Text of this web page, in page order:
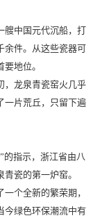
中国元代沉船，打
余件。从这些瓷器可
地位。
龙泉青瓷窑火几乎
一片荒丘，只留下遍
指示，浙江省由八
瓷的第一炉窑。
个全新的繁荣期，
今绿色环保潮流中有